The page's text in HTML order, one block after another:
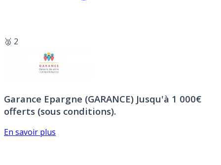
🥈 2
Garance Epargne (GARANCE) Jusqu'à 1 000€
offerts (sous conditions).
En savoir plus